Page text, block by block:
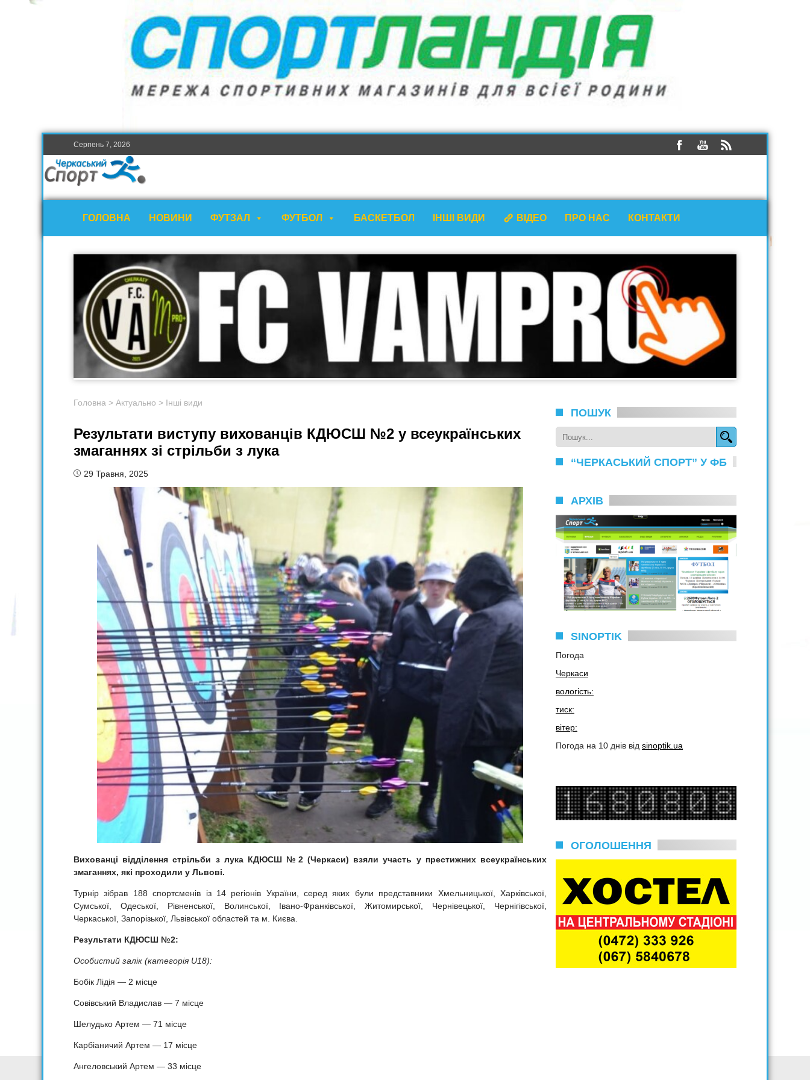
Серпень 7, 2026
ГОЛОВНА НОВИНИ ФУТЗАЛ ФУТБОЛ БАСКЕТБОЛ ІНШІ ВИДИ ВІДЕО ПРО НАС КОНТАКТИ
Головна > Актуально > Інші види
Результати виступу вихованців КДЮСШ №2 у всеукраїнських
змаганнях зі стрільби з лука
29 Травня, 2025
Вихованці відділення стрільби з лука КДЮСШ №2 (Черкаси) взяли участь у престижних всеукраїнських
змаганнях, які проходили у Львові.
Турнір зібрав 188 спортсменів із 14 регіонів України, серед яких були представники Хмельницької, Харківської,
Сумської, Одеської, Рівненської, Волинської, Івано-Франківської, Житомирської, Чернівецької, Чернігівської,
Черкаської, Запорізької, Львівської областей та м. Києва.
Результати КДЮСШ №2:
Особистий залік (категорія U18):
Бобік Лідія — 2 місце
Совівський Владислав — 7 місце
Шелудько Артем — 71 місце
Карбіаничий Артем — 17 місце
Ангеловський Артем — 33 місце
ПОШУК
“ЧЕРКАСЬКИЙ СПОРТ” У ФБ
АРХІВ
SINOPTIK
Погода
Черкаси
вологість:
тиск:
вітер:
Погода на 10 днів від sinoptik.ua
ОГОЛОШЕННЯ